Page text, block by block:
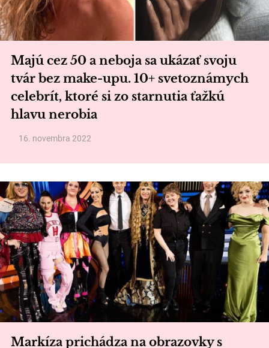
Majú cez 50 a neboja sa ukázať svoju
tvár bez make-upu. 10+ svetoznámych
celebrít, ktoré si zo starnutia ťažkú
hlavu nerobia
16. novembra 2022
Markíza prichádza na obrazovky s